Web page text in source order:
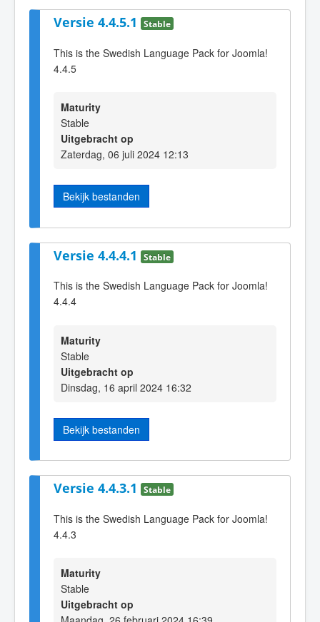
Versie 4.4.5.1 Stable
This is the Swedish Language Pack for Joomla!
4.4.5
Maturity
Stable
Uitgebracht op
Zaterdag, 06 juli 2024 12:13
Bekijk bestanden
Versie 4.4.4.1 Stable
This is the Swedish Language Pack for Joomla!
4.4.4
Maturity
Stable
Uitgebracht op
Dinsdag, 16 april 2024 16:32
Bekijk bestanden
Versie 4.4.3.1 Stable
This is the Swedish Language Pack for Joomla!
4.4.3
Maturity
Stable
Uitgebracht op